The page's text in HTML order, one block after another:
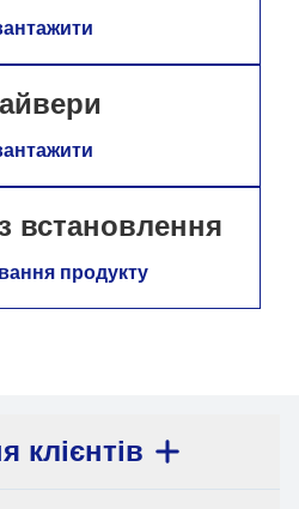
встановлення
продукту
клієнтів